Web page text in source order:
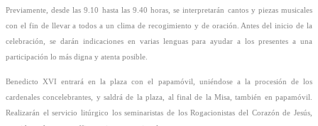
Previamente, desde las 9.10 hasta las 9.40 horas, se interpretarán cantos y piezas musicales
con el fin de llevar a todos a un clima de recogimiento y de oración. Antes del inicio de la
celebración, se darán indicaciones en varias lenguas para ayudar a los presentes a una
participación lo más digna y atenta posible.
Benedicto XVI entrará en la plaza con el papamóvil, uniéndose a la procesión de los
cardenales concelebrantes, y saldrá de la plaza, al final de la Misa, también en papamóvil.
Realizarán el servicio litúrgico los seminaristas de los Rogacionistas del Corazón de Jesús,